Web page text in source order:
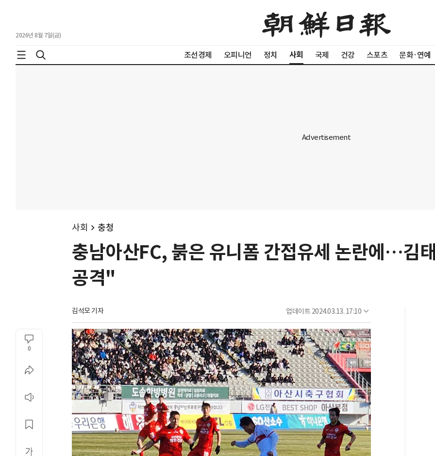
2026년 8월 7일(금)
조선경제 오피니언 정치 사회 국제 건강 스포츠 문화·연예
사회 충청
충남아산FC, 붉은 유니폼 간접유세 논란에…김
공격"
김석모 기자 업데이트 2024.03.13. 17:10
0